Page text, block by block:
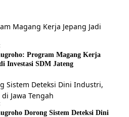
Program Magang Kerja
Investasi SDM Jateng
Dorong Sistem Deteksi Dini